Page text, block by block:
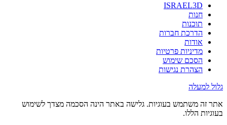
ISRAEL3D
חנות
תוכנות
הדרכת חברות
אודות
מדיניות פרטיות
הסכם שימוש
הצהרת נגישות
למעלה
זה משתמש בעוגיות. גלישה באתר הינה הסכמה מצדך לשימוש
הללו.